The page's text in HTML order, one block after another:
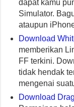
dapat kamu
Simulator.
ataupun
Download
memberikan
FF terkini.
tidak hendak
mengenai
Download